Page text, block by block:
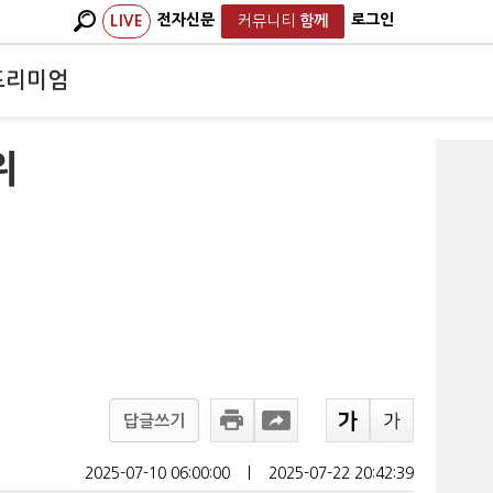
LIVE 전자신문 커뮤니티 함께 로그인
리미엄
답글쓰기
2025-07-10 06:00:00 2025-07-22 20:42:39